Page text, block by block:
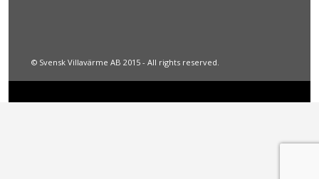
© Svensk Villavärme AB 2015 - All rights reserved.